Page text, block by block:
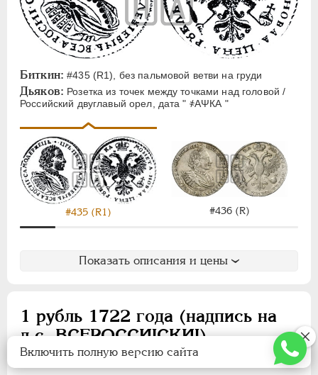
Биткин: #435 (R1), без пальмовой ветви на груди
Дьяков: Розетка из точек между точками над головой /
Российский двуглавый орел, дата " ҂АΨКА "
#435 (R1) #436 (R)
Показать описания и цены
1 рубль 1722 года (надпись на
л.с. ВСЕРОССИIСКИI)
Включить полную версию сайта